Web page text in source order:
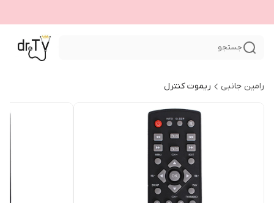
جستجو
رامین جانبی ریموت کنترل